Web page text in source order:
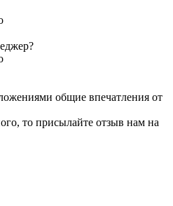
общие впечатления от
то присылайте отзыв нам на